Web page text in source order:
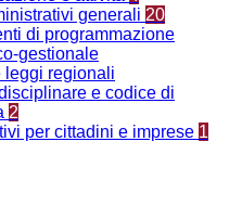
generali 20
di programmazione
gestionale
leggi regionali
e codice di
2
per cittadini e imprese 1